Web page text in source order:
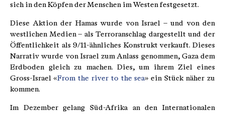
sich in den Köpfen der Menschen im Westen festgesetzt.
Diese Aktion der Hamas wurde von Israel – und von den
westlichen Medien – als Terroranschlag dargestellt und der
Öffentlichkeit als 9/11-ähnliches Konstrukt verkauft. Dieses
Narrativ wurde von Israel zum Anlass genommen, Gaza dem
Erdboden gleich zu machen. Dies, um ihrem Ziel eines
Gross-Israel «From the river to the sea» ein Stück näher zu
kommen.
Im Dezember gelang Süd-Afrika an den Internationalen